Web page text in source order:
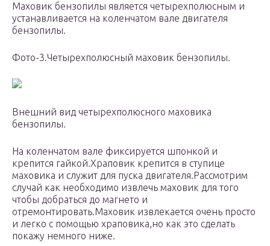
Маховик бензопилы является четырехполюсным и
устанавливается на коленчатом вале двигателя
бензопилы.
Фото-3.Четырехполюсный маховик бензопилы.
Внешний вид четырехполюсного маховика
бензопилы.
На коленчатом вале фиксируется шпонкой и
крепится гайкой.Храповик крепится в ступице
маховика и служит для пуска двигателя.Рассмотрим
случай как необходимо извлечь маховик для того
чтобы добраться до магнето и
отремонтировать.Маховик извлекается очень просто
и легко с помощью храповика,но как это сделать
покажу немного ниже.